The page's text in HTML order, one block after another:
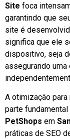
Site foca
garantindo que
site é
significa que ele
dispositivo, seja
assegurando
A otimização para
parte
PetShops em
práticas de SEO